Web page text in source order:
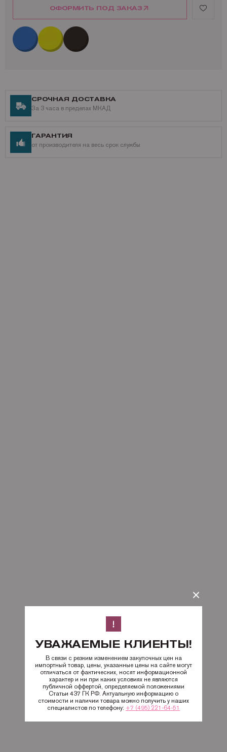
ОФОРМИТЬ ПОД ЗАКАЗ
СРОЧНАЯ ДОСТАВКА
За 3 часа в пределах МКАД
ГАРАНТИЯ
от производителя на весь срок службы
УВАЖАЕМЫЕ КЛИЕНТЫ!
В связи с резким изменением закупочных цен на
импортный товар, цены, указанные цены на сайте могут
отличаться от фактических, носят информационной
характер и ни при каких условиях не являются
публичной оффертой, определяемой положениями
Статьи 437 ГК РФ. Актуальную информацию о
стоимости и наличии товара можно получить у наших
специалистов по телефону: +7 (495) 221-64-51